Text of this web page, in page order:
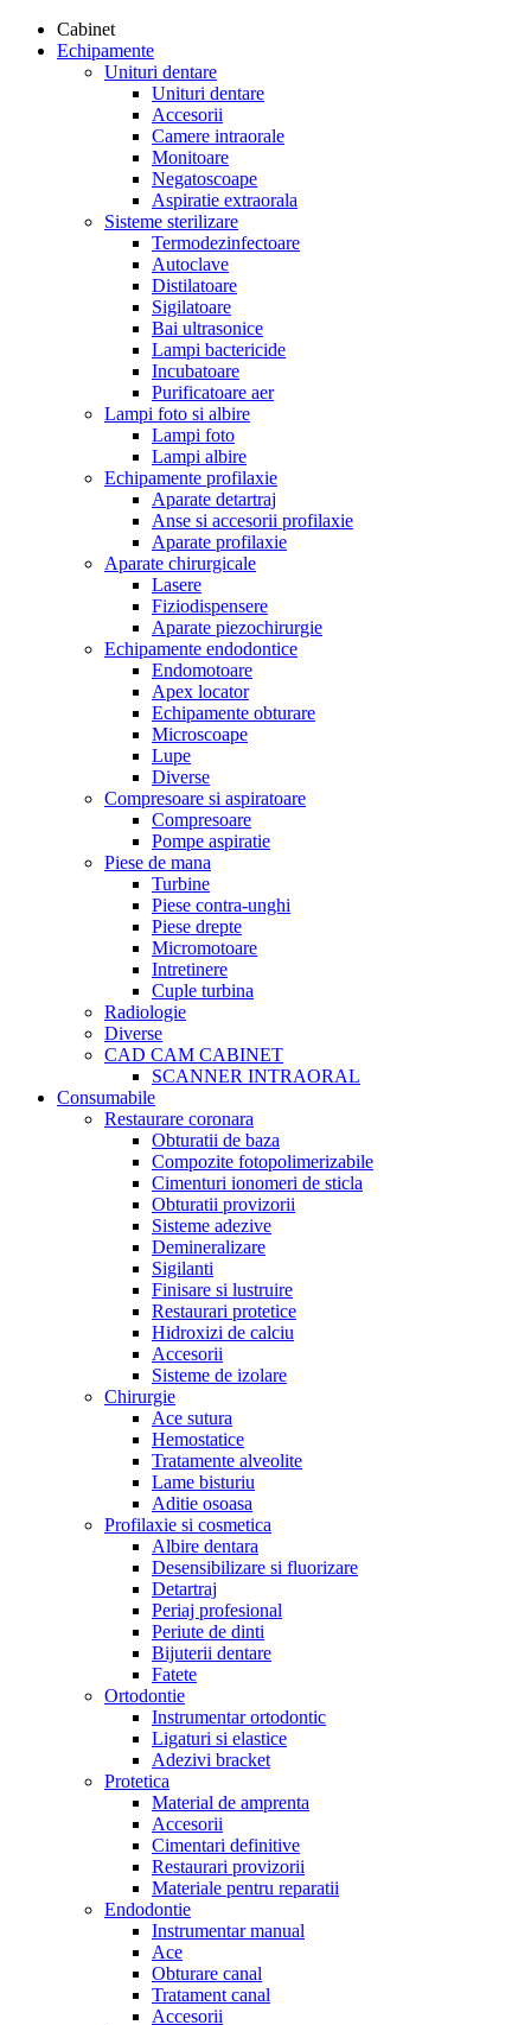
Cabinet
Echipamente
Unituri dentare
Unituri dentare
Accesorii
Camere intraorale
Monitoare
Negatoscoape
Aspiratie extraorala
Sisteme sterilizare
Termodezinfectoare
Autoclave
Distilatoare
Sigilatoare
Bai ultrasonice
Lampi bactericide
Incubatoare
Purificatoare aer
Lampi foto si albire
Lampi foto
Lampi albire
Echipamente profilaxie
Aparate detartraj
Anse si accesorii profilaxie
Aparate profilaxie
Aparate chirurgicale
Lasere
Fiziodispensere
Aparate piezochirurgie
Echipamente endodontice
Endomotoare
Apex locator
Echipamente obturare
Microscoape
Lupe
Diverse
Compresoare si aspiratoare
Compresoare
Pompe aspiratie
Piese de mana
Turbine
Piese contra-unghi
Piese drepte
Micromotoare
Intretinere
Cuple turbina
Radiologie
Diverse
CAD CAM CABINET
SCANNER INTRAORAL
Consumabile
Restaurare coronara
Obturatii de baza
Compozite fotopolimerizabile
Cimenturi ionomeri de sticla
Obturatii provizorii
Sisteme adezive
Demineralizare
Sigilanti
Finisare si lustruire
Restaurari protetice
Hidroxizi de calciu
Accesorii
Sisteme de izolare
Chirurgie
Ace sutura
Hemostatice
Tratamente alveolite
Lame bisturiu
Aditie osoasa
Profilaxie si cosmetica
Albire dentara
Desensibilizare si fluorizare
Detartraj
Periaj profesional
Periute de dinti
Bijuterii dentare
Fatete
Ortodontie
Instrumentar ortodontic
Ligaturi si elastice
Adezivi bracket
Protetica
Material de amprenta
Accesorii
Cimentari definitive
Restaurari provizorii
Materiale pentru reparatii
Endodontie
Instrumentar manual
Ace
Obturare canal
Tratament canal
Accesorii